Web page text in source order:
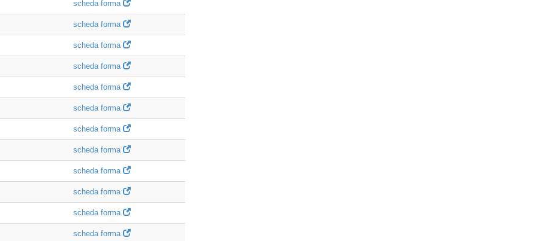
scheda forma
scheda forma
scheda forma
scheda forma
scheda forma
scheda forma
scheda forma
scheda forma
scheda forma
scheda forma
scheda forma
scheda forma